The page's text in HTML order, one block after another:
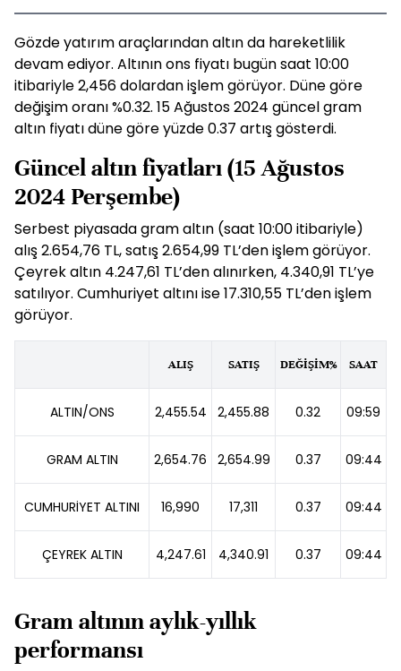
Gözde yatırım araçlarından altın da hareketlilik
devam ediyor. Altının ons fiyatı bugün saat 10:00
itibariyle 2,456 dolardan işlem görüyor. Düne göre
değişim oranı %0.32. 15 Ağustos 2024 güncel gram
altın fiyatı düne göre yüzde 0.37 artış gösterdi.
Güncel altın fiyatları (15 Ağustos
2024 Perşembe)
Serbest piyasada gram altın (saat 10:00 itibariyle)
alış 2.654,76 TL, satış 2.654,99 TL’den işlem görüyor.
Çeyrek altın 4.247,61 TL’den alınırken, 4.340,91 TL’ye
satılıyor. Cumhuriyet altını ise 17.310,55 TL’den işlem
görüyor.
ALIŞ SATIŞ DEĞİŞİM% SAAT
ALTIN/ONS 2,455.54 2,455.88 0.32 09:59
GRAM ALTIN 2,654.76 2,654.99 0.37 09:44
CUMHURİYET ALTINI 16,990 17,311 0.37 09:44
ÇEYREK ALTIN 4,247.61 4,340.91 0.37 09:44
Gram altının aylık-yıllık
performansı